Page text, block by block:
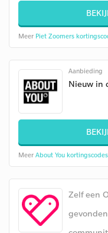
Meer Piet Zoomers
Aanbieding
Nieuw in
Meer About You kortingscodes
Zelf een